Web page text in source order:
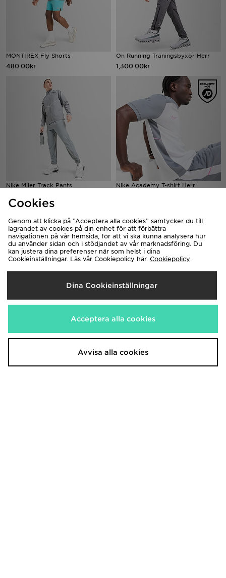
MONTIREX Fly Shorts
480.00kr
On Running Träningsbyxor Herr
1,300.00kr
Nike Miler Track Pants Nike Academy T-shirt Herr
ASICS Road Seamless T-Shirt
Cookies
Genom att klicka på ”Acceptera alla cookies” samtycker du till
lagrandet av cookies på din enhet för att förbättra
navigationen på vår hemsida, för att vi ska kunna analysera hur
du använder sidan och i stödjandet av vår marknadsföring. Du
kan justera dina preferenser när som helst i dina
Cookieinställningar. Läs vår Cookiepolicy här. Cookiepolicy
Dina Cookieinställningar
Acceptera alla cookies
Avvisa alla cookies